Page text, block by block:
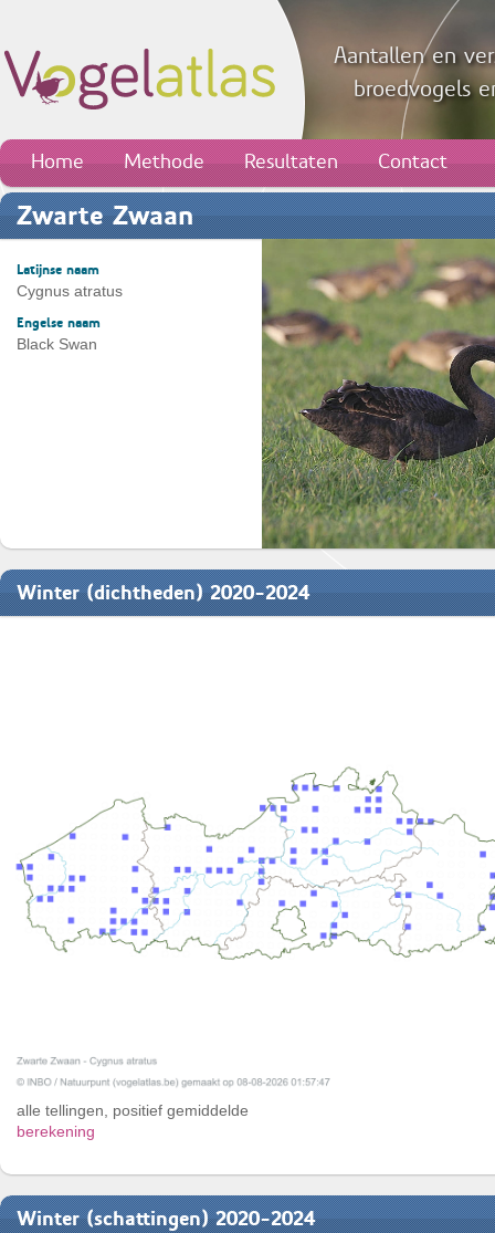
Aantallen en
broedvogels
Home Methode Resultaten Contact
Zwarte Zwaan
Latijnse naam
Cygnus atratus
Engelse naam
Black Swan
Winter (dichtheden) 2020-2024
alle tellingen, positief gemiddelde
berekening
Winter (schattingen) 2020-2024